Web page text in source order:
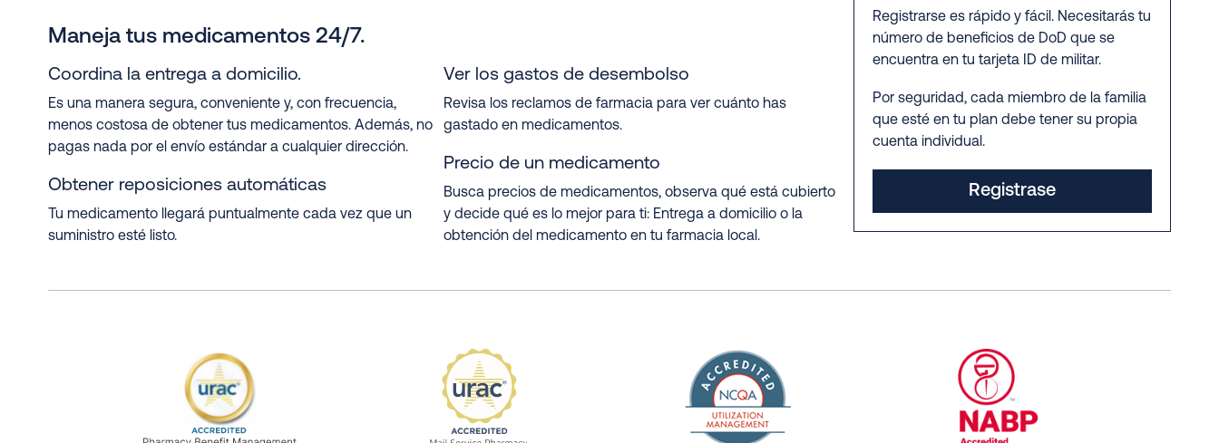
Registrarse es rápido y fácil. Necesitarás tu
número de beneficios de DoD que se
encuentra en tu tarjeta ID de militar.
Por seguridad, cada miembro de la familia
que esté en tu plan debe tener su propia
cuenta individual.
Registrase
Maneja tus medicamentos 24/7.
Coordina la entrega a domicilio.
Es una manera segura, conveniente y, con frecuencia,
menos costosa de obtener tus medicamentos. Además, no
pagas nada por el envío estándar a cualquier dirección.
Obtener reposiciones automáticas
Tu medicamento llegará puntualmente cada vez que un
suministro esté listo.
Ver los gastos de desembolso
Revisa los reclamos de farmacia para ver cuánto has
gastado en medicamentos.
Precio de un medicamento
Busca precios de medicamentos, observa qué está cubierto
y decide qué es lo mejor para ti: Entrega a domicilio o la
obtención del medicamento en tu farmacia local.